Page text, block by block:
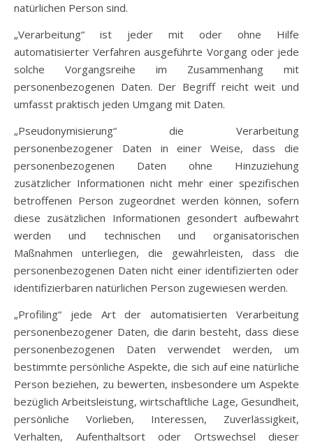
natürlichen Person sind.
„Verarbeitung“ ist jeder mit oder ohne Hilfe
automatisierter Verfahren ausgeführte Vorgang oder jede
solche Vorgangsreihe im Zusammenhang mit
personenbezogenen Daten. Der Begriff reicht weit und
umfasst praktisch jeden Umgang mit Daten.
„Pseudonymisierung“ die Verarbeitung
personenbezogener Daten in einer Weise, dass die
personenbezogenen Daten ohne Hinzuziehung
zusätzlicher Informationen nicht mehr einer spezifischen
betroffenen Person zugeordnet werden können, sofern
diese zusätzlichen Informationen gesondert aufbewahrt
werden und technischen und organisatorischen
Maßnahmen unterliegen, die gewährleisten, dass die
personenbezogenen Daten nicht einer identifizierten oder
identifizierbaren natürlichen Person zugewiesen werden.
„Profiling“ jede Art der automatisierten Verarbeitung
personenbezogener Daten, die darin besteht, dass diese
personenbezogenen Daten verwendet werden, um
bestimmte persönliche Aspekte, die sich auf eine natürliche
Person beziehen, zu bewerten, insbesondere um Aspekte
bezüglich Arbeitsleistung, wirtschaftliche Lage, Gesundheit,
persönliche Vorlieben, Interessen, Zuverlässigkeit,
Verhalten, Aufenthaltsort oder Ortswechsel dieser